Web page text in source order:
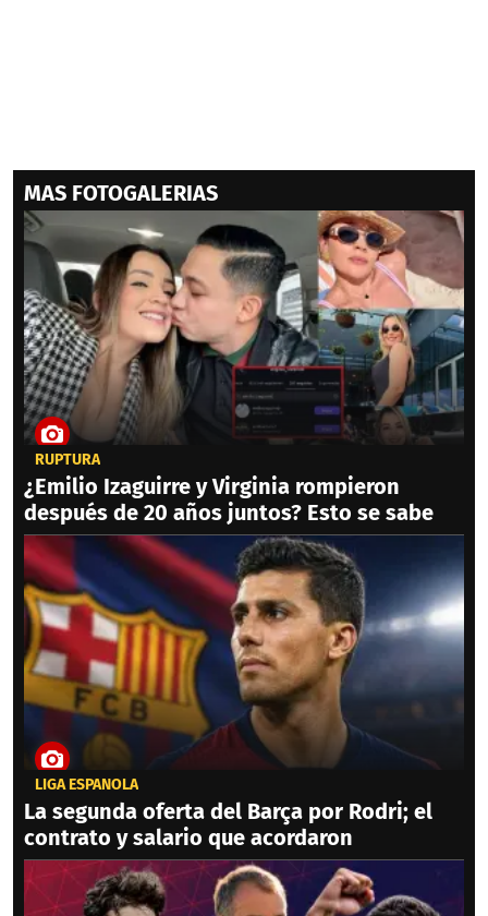
MAS FOTOGALERIAS
RUPTURA
¿Emilio Izaguirre y Virginia rompieron
después de 20 años juntos? Esto se sabe
LIGA ESPAÑOLA
La segunda oferta del Barça por Rodri; el
contrato y salario que acordaron